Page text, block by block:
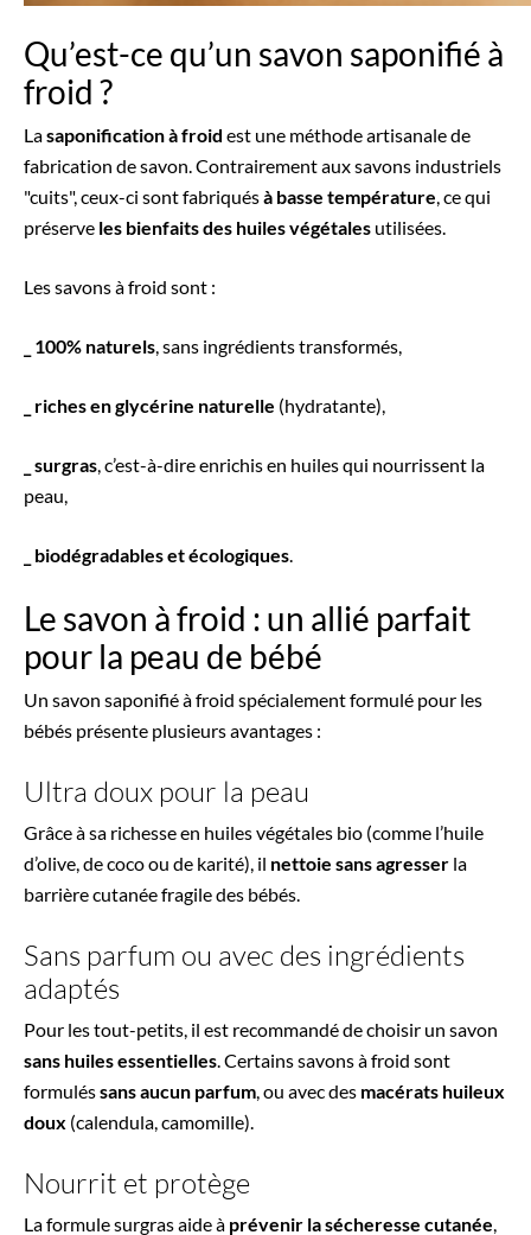
Qu’est-ce qu’un savon saponifié à
froid ?
Lasaponification à froid est une méthode artisanale de
fabrication de savon. Contrairement aux savons industriels
"cuits", ceux-ci sont fabriquésà basse température, ce qui
préserve les bienfaits des huiles végétales utilisées.
Les savons à froid sont :
_ 100% naturels, sans ingrédients transformés,
_ riches en glycérine naturelle (hydratante),
_ surgras, c’est-à-dire enrichis en huiles qui nourrissent la
peau,
_ biodégradables et écologiques.
Le savon à froid : un allié parfait
pour la peau de bébé
Un savon saponifié à froid spécialement formulé pour les
bébés présente plusieurs avantages :
Ultra doux pour la peau
Grâce à sa richesse en huiles végétales bio (comme l’huile
d’olive, de coco ou de karité), il nettoie sans agresser la
barrière cutanée fragile des bébés.
Sans parfum ou avec des ingrédients
adaptés
Pour les tout-petits, il est recommandé de choisir un savon
sans huiles essentielles. Certains savons à froid sont
formuléssans aucun parfum, ou avec des macérats huileux
doux (calendula, camomille).
Nourrit et protège
La formule surgras aide à prévenir la sécheresse cutanée,